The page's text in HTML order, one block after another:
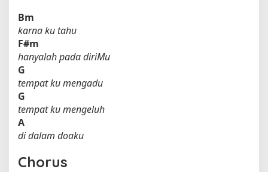
Bm
karna ku tahu
F#m
hanyalah pada diriMu
G
tempat ku mengadu
G
tempat ku mengeluh
A
di dalam doaku
Chorus